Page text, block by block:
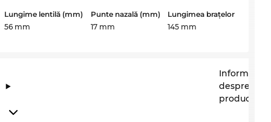
Lungime lentilă (mm)
56 mm
Punte nazală (mm)
17 mm
Lungimea brațelor
145 mm
Informații
despre
producător